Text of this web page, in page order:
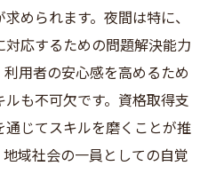
められます。夜間は特に、
応するための問題解決能力
用者の安心感を高めるため
も不可欠です。資格取得支
じてスキルを磨くことが推
域社会の一員としての自覚